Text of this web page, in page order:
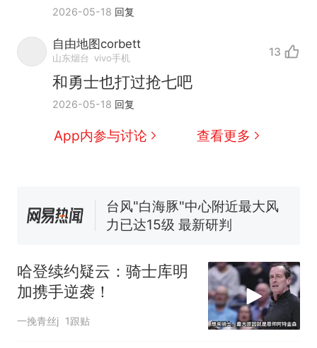
2026-05-18 回复
自由地图corbett
山东烟台 vivo手机 13
和勇士也打过抢七吧
2026-05-18 回复
App内参与讨论 查看更多
热 那个在床头放菜刀的女孩，
因老师一句“跟我回家”改写了
人生
新 费大厨“全国小炒肉大王”称
号，仅凭视频评出？中国烹饪
协会回应
笔试第一被第二名传话劝弃考
官方通报
佛山一中学招聘物理教师，笔
享界G9车型预售价公布：
43.98万起
因老师一句“跟我回家”改写了
人生
哈登续约疑云：骑士库明
加携手逆袭！
一挽青丝j 1跟贴